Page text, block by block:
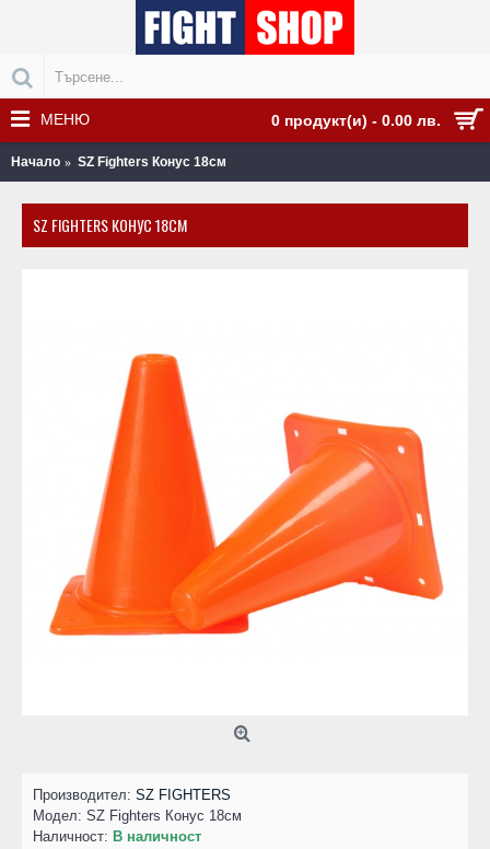
0 продукт(и) - 0.00 лв.
МЕНЮ
Начало SZ Fighters Конус 18см
SZ FIGHTERS КОНУС 18СМ
Производител: SZ FIGHTERS
Модел: SZ Fighters Конус 18см
Наличност: В наличност